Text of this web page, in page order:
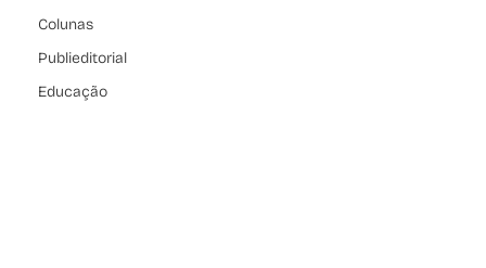
Colunas
Publieditorial
Educação